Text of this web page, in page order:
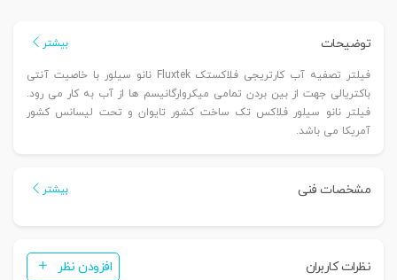
توضیحات بیشتر
فیلتر تصفیه آب کارتریجی فلاکستک Fluxtek نانو سیلور با خاصیت آنتی
باکتریالی جهت از بین بردن تمامی میکروارگانیسم ها از آب به کار می رود.
فیلتر نانو سیلور فلاکس تک ساخت کشور تایوان و تحت لیسانس کشور
آمریکا می باشد.
مشخصات فنی بیشتر
نظرات کاربران افزودن نظر